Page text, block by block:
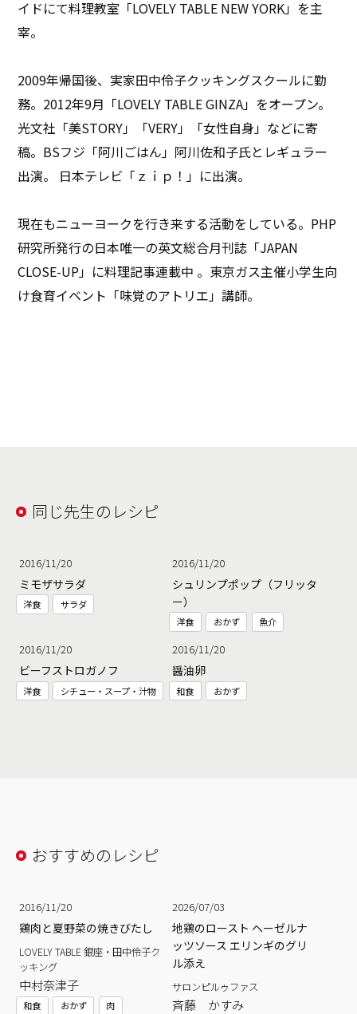
イドにて料理教室「LOVELY TABLE NEW YORK」を主
宰。
2009年帰国後、実家田中伶子クッキングスクールに勤
務。2012年9月「LOVELY TABLE GINZA」をオープン。
光文社「美STORY」「VERY」「女性自身」などに寄
稿。BSフジ「阿川ごはん」阿川佐和子氏とレギュラー
出演。 日本テレビ「ｚｉｐ！」に出演。
現在もニューヨークを行き来する活動をしている。PHP
研究所発行の日本唯一の英文総合月刊誌「JAPAN
CLOSE-UP」に料理記事連載中 。東京ガス主催小学生向
け食育イベント「味覚のアトリエ」講師。
同じ先生のレシピ
2016/11/20
ミモザサラダ
洋食 サラダ
2016/11/20
シュリンプポップ（フリッタ
ー）
洋食 おかず 魚介
2016/11/20
ビーフストロガノフ
洋食 シチュー・スープ・汁物
2016/11/20
醤油卵
和食 おかず
おすすめのレシピ
2016/11/20
鶏肉と夏野菜の焼きびたし
LOVELY TABLE 銀座・田中伶子ク
ッキング
中村奈津子
和食 おかず 肉
2026/07/03
地鶏のロースト ヘーゼルナ
ッツソース エリンギのグリ
ル添え
サロンピルゥファス
斉藤 かすみ